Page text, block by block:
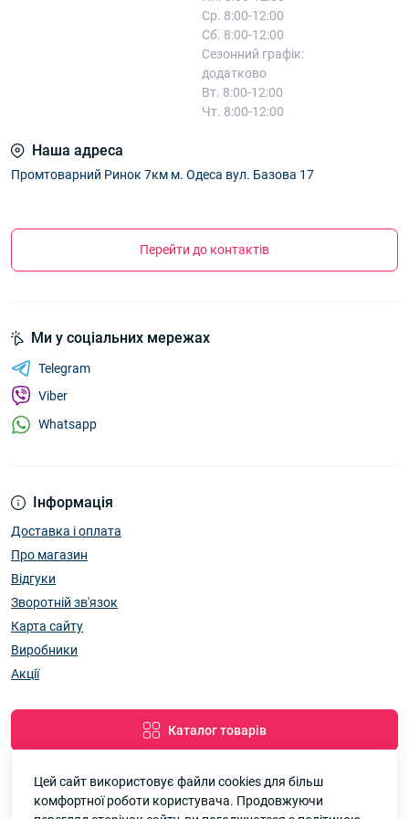
Ср. 8:00-12:00
Сб. 8:00-12:00
Сезонний графік:
додатково
Вт. 8:00-12:00
Чт. 8:00-12:00
Наша адреса
Промтоварний Ринок 7км м. Одеса вул. Базова 17
Перейти до контактів
Інформація
Доставка і оплата
Про магазин
Відгуки
Зворотній зв'язок
Карта сайту
Виробники
Акції
Каталог товарів
Ми у соціальних мережах
Telegram
Viber
Whatsapp
Рейтинг
Цей сайт використовує файли cookies для більш
комфортної роботи користувача. Продовжуючи